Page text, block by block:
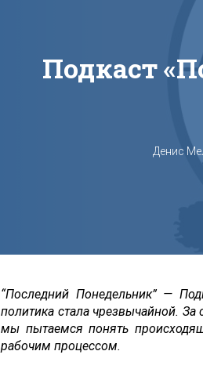
Подкаст
Денис
“Последний Понедельник” —
политика стала чрезвычайной.
мы пытаемся понять
рабочим процессом.